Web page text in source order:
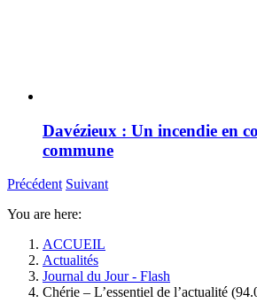
Davézieux : Un incendie en
commune
Précédent Suivant
You are here:
ACCUEIL
Actualités
Journal du Jour - Flash
Chérie – L’essentiel de l’actualité